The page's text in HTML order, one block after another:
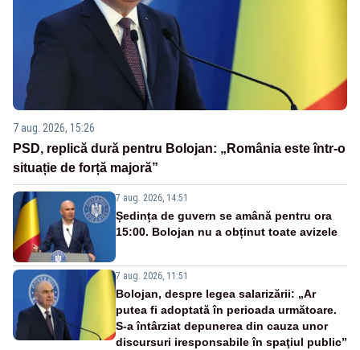
7 aug. 2026, 15:26
PSD, replică dură pentru Bolojan: „România este într-o
situație de forță majoră”
7 aug. 2026, 14:51
Ședința de guvern se amână pentru ora
15:00. Bolojan nu a obținut toate avizele
7 aug. 2026, 11:51
Bolojan, despre legea salarizării: „Ar
putea fi adoptată în perioada următoare.
S-a întârziat depunerea din cauza unor
discursuri iresponsabile în spaţiul public”